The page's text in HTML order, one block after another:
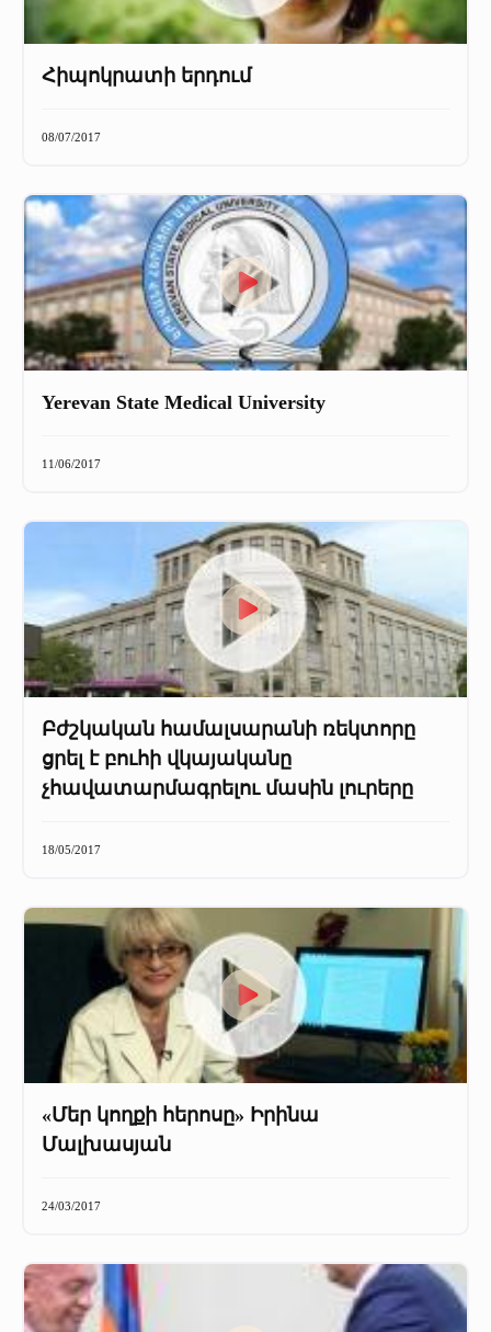
Հիպոկրատի երդում
08/07/2017
Yerevan State Medical University
11/06/2017
Բժշկական համալսարանի ռեկտորը
ցրել է բուհի վկայականը
չհավատարմագրելու մասին լուրերը
18/05/2017
«Մեր կողքի հերոսը» Իրինա
Մալխասյան
24/03/2017